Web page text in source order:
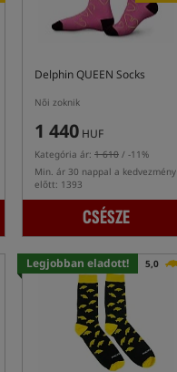
Delphin QUEEN Socks
Női zoknik
1 440 HUF
Kategória ár: 1 610 / -11%
Min. ár 30 nappal a kedvezmény
előtt: 1393
CSÉSZE
Legjobban eladott! 5,0